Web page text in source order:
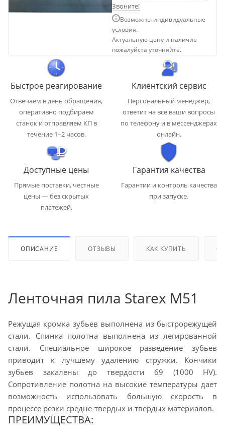
Звоните!
Возможны индивидуальные
условия.
Актуальную цену и наличие
пожалуйста уточняйте.
Быстрое реагирование
Отвечаем в день обращения,
оперативно подбираем
станок и отправляем КП в
течение 1–2 часов.
Клиентский сервис
Персональный менеджер,
ответит на все ваши вопросы
по телефону и в мессенджерах
онлайн.
Доступные цены
Прямые поставки, честные
цены — без скрытых
платежей.
Гарантия качества
Гарантии и контроль качества
при запуске.
ОПИСАНИЕ ОТЗЫВЫ КАК КУПИТЬ
Ленточная пила Starex M51
Режущая кромка зубьев выполнена из быстрорежущей
стали. Спинка полотна выполнена из легированной
стали. Специальное широкое разведение зубьев
приводит к лучшему удалению стружки. Кончики
зубьев закалены до твердости 69 (1000 HV).
Сопротивление полотна на высокие температуры дает
возможность использовать большую скорость в
процессе резки средне-твердых и твердых материалов.
ПРЕИМУЩЕСТВА: